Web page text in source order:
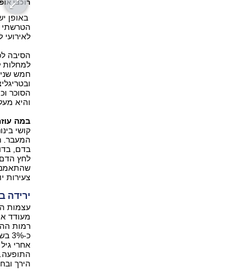
רוכבי
באופן
הטרשתי
לאירועי
הסיבה
למחלות
חמש
הסוכר
והיא
במה
המעבר.
בדם,
לחץ
צעירות
ירידה
עצמות
מעודד
רמות
אחרי
הירך